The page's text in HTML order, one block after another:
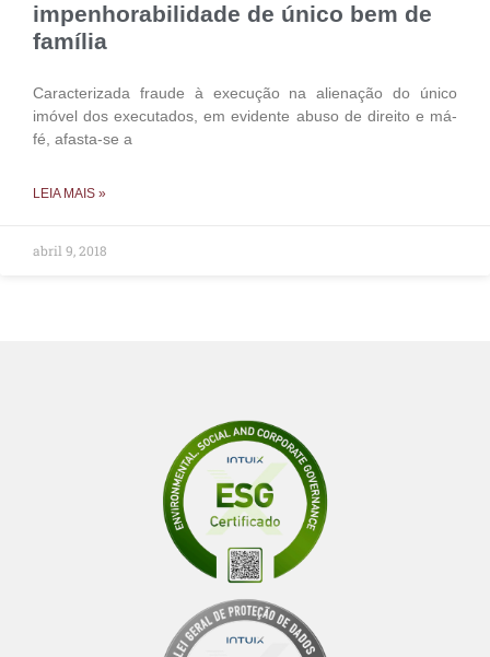
impenhorabilidade de único bem de
família
Caracterizada fraude à execução na alienação do único
imóvel dos executados, em evidente abuso de direito e má-
fé, afasta-se a
LEIA MAIS »
abril 9, 2018